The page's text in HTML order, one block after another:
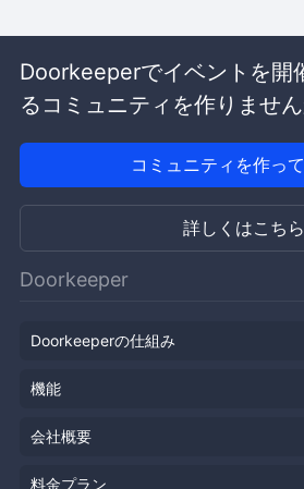
Doorkeeperでイベントを開
るコミュニティを作りません
コミュニティを作っ
詳しくはこちら
Doorkeeper
Doorkeeperの仕組み
機能
会社概要
料金プラン